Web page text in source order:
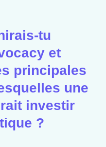
tu
et
principales
une
investir
?